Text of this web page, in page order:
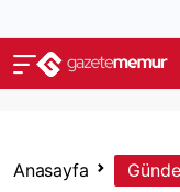
Anasayfa